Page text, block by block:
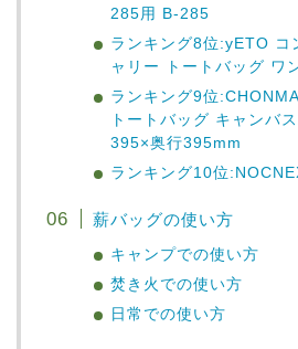
285用 B-285
ランキング8位:yETO コ
ャリー トートバッグ ワ
ランキング9位
トートバッグ キャンバ
395×奥行395mm
ランキング10位
薪バッグの使い方
キャンプでの使い方
焚き火での使い方
日常での使い方